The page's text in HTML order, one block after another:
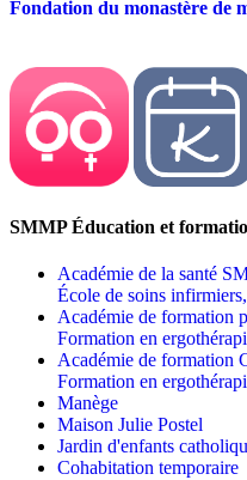
Fondation du monastère de
SMMP Éducation et
Académie de la santé
École de soins
Académie de formation
Formation en
Académie de formation
Formation en
Manège
Maison Julie Postel
Jardin d'enfants
Cohabitation temporaire